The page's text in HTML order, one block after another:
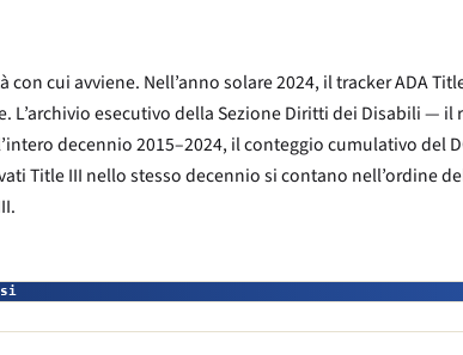
cui avviene. Nell’anno solare 2024, il tracker ADA
L’archivio esecutivo della Sezione Diritti dei Disabili —
decennio 2015–2024, il conteggio cumulativo del
Title III nello stesso decennio si contano nell’ordine